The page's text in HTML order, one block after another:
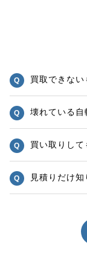
買取できない
壊れている自
買い取りして
見積りだけ